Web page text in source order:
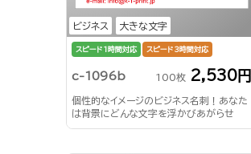
ビジネス 大きな文字
スピード1時間対応 スピード3時間対応
c-1096b 100枚 2,530円
個性的なイメージのビジネス名刺！あなた
は背景にどんな文字を浮かびあがらせ